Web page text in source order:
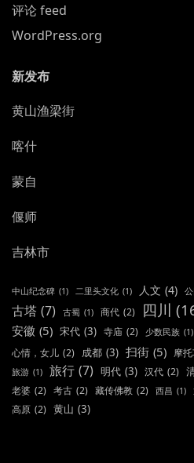
评论 feed
WordPress.org
新发布
黄山渔梁街
喀什
蒙自
偃师
吉林市
中山纪念碑 (1) 二里头文化 (1) 人文 (4)
古塔 (7) 古蜀 (1) 商代 (2) 四川
安徽 (5) 宋代 (3) 寺庙 (2) 少数民族 (1)
心情，女儿 (2) 成都 (3) 扫街 (5) 摩
旅游 (1) 旅行 (7) 明代 (3) 汉代 (2)
老婆 (2) 考古 (2) 藏传佛教 (2) 西昌 (1)
高原 (2) 黄山 (3)